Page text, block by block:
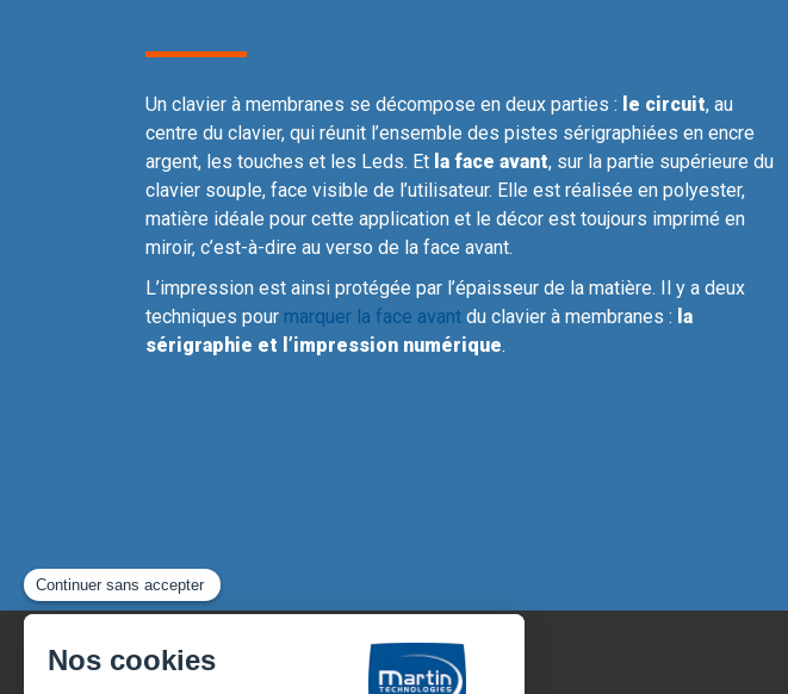
Un clavier à membranes se décompose en deux parties : le circuit, au
centre du clavier, qui réunit l’ensemble des pistes sérigraphiées en encre
argent, les touches et les Leds. Et la face avant, sur la partie supérieure du
clavier souple, face visible de l’utilisateur. Elle est réalisée en polyester,
matière idéale pour cette application et le décor est toujours imprimé en
miroir, c’est-à-dire au verso de la face avant.
L’impression est ainsi protégée par l’épaisseur de la matière. Il y a deux
techniques pour marquer la face avant du clavier à membranes : la
sérigraphie et l’impression numérique.